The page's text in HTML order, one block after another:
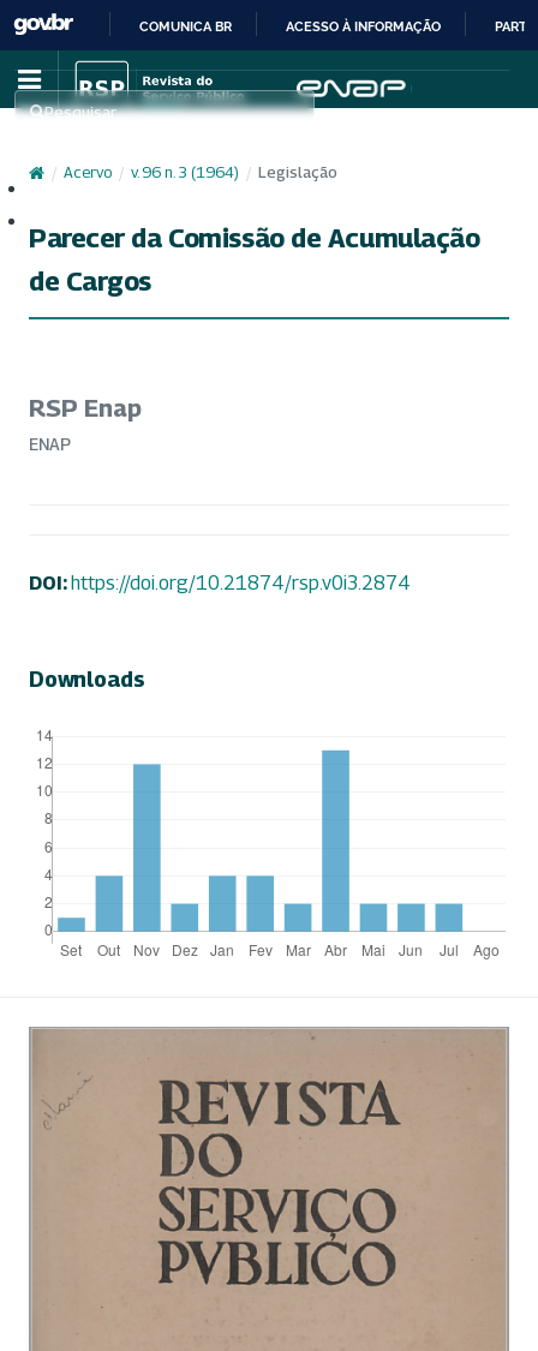
IR
PARA
CONTEÚDO
COMUNICA BR ACESSO À INFORMAÇÃO
Pesquisar
/ Acervo / v. 96 n. 3 (1964) / Legislação
Parecer da Comissão de Acumulação
de Cargos
RSP Enap
ENAP
DOI:https://doi.org/10.21874/rsp.v0i3.2874
Downloads